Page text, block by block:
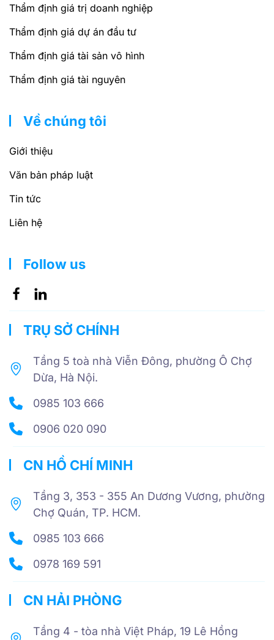
Thẩm định giá trị doanh nghiệp
Thẩm định giá dự án đầu tư
Thẩm định giá tài sản vô hình
Thẩm định giá tài nguyên
Về chúng tôi
Giới thiệu
Văn bản pháp luật
Tin tức
Liên hệ
Follow us
TRỤ SỞ CHÍNH
Tầng 5 toà nhà Viễn Đông, phường Ô Chợ
Dừa, Hà Nội.
0985 103 666
0906 020 090
CN HỒ CHÍ MINH
Tầng 3, 353 - 355 An Dương Vương, phường
Chợ Quán, TP. HCM.
0985 103 666
0978 169 591
CN HẢI PHÒNG
Tầng 4 - tòa nhà Việt Pháp, 19 Lê Hồng